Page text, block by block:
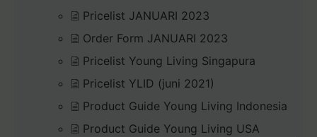
Pricelist JANUARI 2023
Order Form JANUARI 2023
Pricelist Young Living Singapura
Pricelist YLID (juni 2021)
Product Guide Young Living Indonesia
Product Guide Young Living USA